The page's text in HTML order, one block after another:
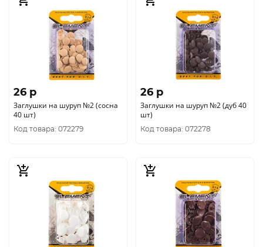
26 p
Заглушки на шуруп №2 (сосна
40 шт)
Код товара: 072279
26 p
Заглушки на шуруп №2 (дуб 40
шт)
Код товара: 072278